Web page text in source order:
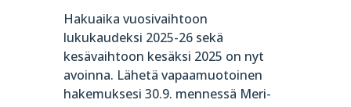
Hakuaika vuosivaihtoon
lukukaudeksi 2025-26 sekä
kesävaihtoon kesäksi 2025 on nyt
avoinna. Lähetä vapaamuotoinen
hakemuksesi 30.9. mennessä Meri-